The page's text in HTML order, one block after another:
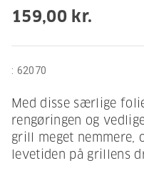
159,00 kr.
: 62070
Med disse særlige
rengøringen og
grill meget nemmere,
levetiden på grillens